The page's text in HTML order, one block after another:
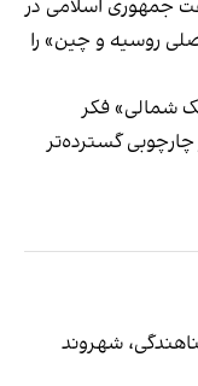
جمهوری اسلامی در
روسیه و چین» را
شمالی» فکر
چارچوبی گسترده‌تر